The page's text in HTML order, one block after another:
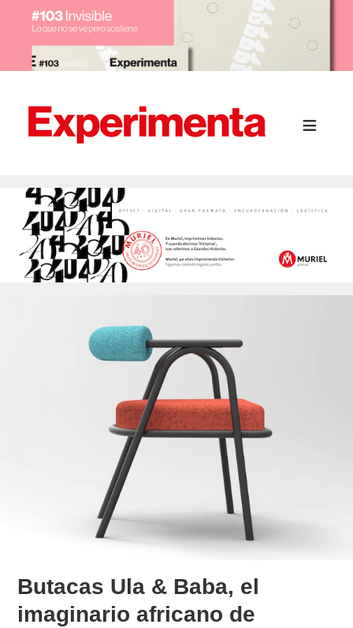
Butacas Ula & Baba, el
imaginario africano de